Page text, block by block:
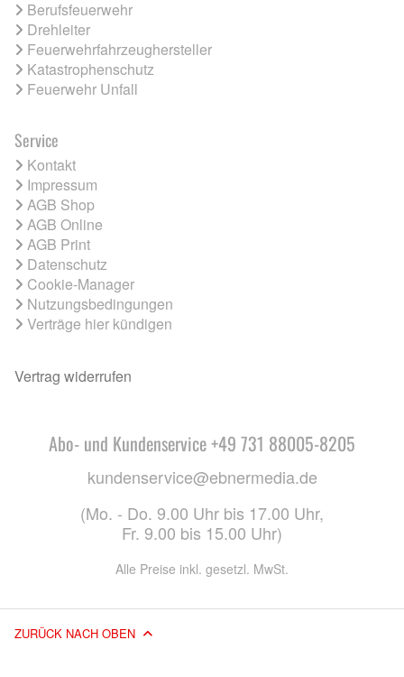
Berufsfeuerwehr
Drehleiter
Feuerwehrfahrzeughersteller
Katastrophenschutz
Feuerwehr Unfall
Service
Kontakt
Impressum
AGB Shop
AGB Online
AGB Print
Datenschutz
Cookie-Manager
Nutzungsbedingungen
Verträge hier kündigen
Vertrag widerrufen
Abo- und Kundenservice +49 731 88005-8205
kundenservice@ebnermedia.de
(Mo. - Do. 9.00 Uhr bis 17.00 Uhr,
Fr. 9.00 bis 15.00 Uhr)
Alle Preise inkl. gesetzl. MwSt.
ZURÜCK NACH OBEN